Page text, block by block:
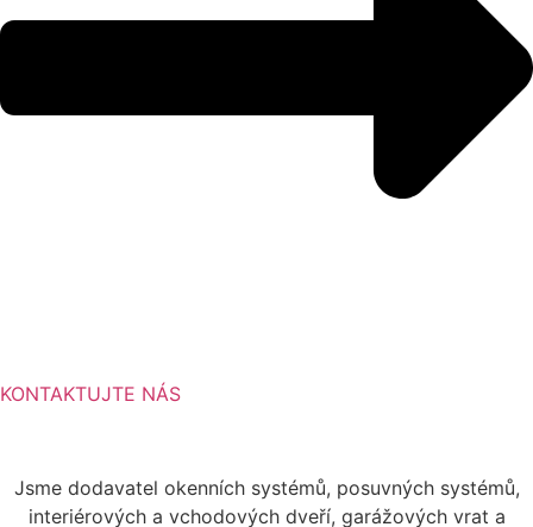
KONTAKTUJTE NÁS
Jsme dodavatel okenních systémů, posuvných systémů,
interiérových a vchodových dveří, garážových vrat a